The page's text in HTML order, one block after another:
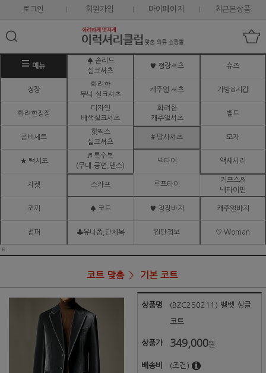
로그인 회원가입 마이페이지 최근본상품
메뉴
♠ 솔리드
실크셔츠
♥ 정장셔츠 슈즈
정장
화려한
무늬 실크셔츠
캐주얼 셔츠 가방&지갑
화려한정장
디자인
배색실크셔츠
화려한
캐주얼셔츠
벨트
콤비세트
핫픽스
실크셔츠
# 망사셔츠 모자
★ 턱시도
♬ 특수복
(무대.공연,댄스)
넥타이 액세서리
자켓 스카프 루프타이
커프스&
넥타이핀
조끼 ♠ 코트 ♥ 정장바지 캐주얼바지
점퍼 ♣유니폼,단체복 원단정보 ♡ Woman
ㅌ
코트 맞춤 기본 코트
상품명 (BZC250211) 벨벳 싱글
코트
상품가 349,000원
배송비 (조건)